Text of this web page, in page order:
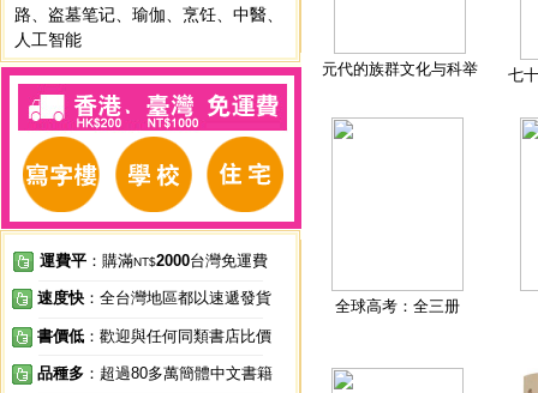
路
盗墓笔记 瑜伽 烹饪 中醫
人工智能
運費平 ：購滿NT$2000台灣免運費
速度快 ：全台灣地區都以速遞發貨
書價低 ：歡迎與任何同類書店比價
品種多 ：超過80多萬簡體中文書籍
元代的族群文化与科举 七
全球高考：全三册